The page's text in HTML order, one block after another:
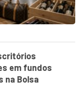
em fundos
na Bolsa